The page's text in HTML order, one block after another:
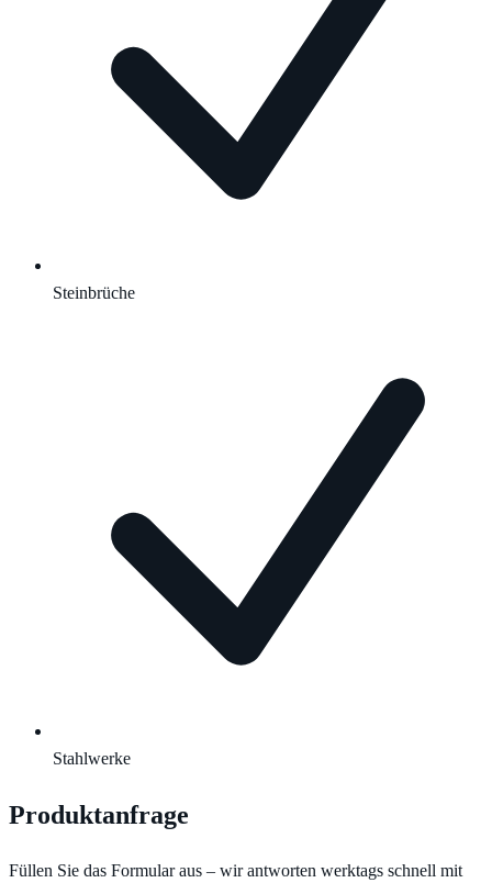
Steinbrüche
Stahlwerke
Produktanfrage
Füllen Sie das Formular aus – wir antworten werktags schnell mit